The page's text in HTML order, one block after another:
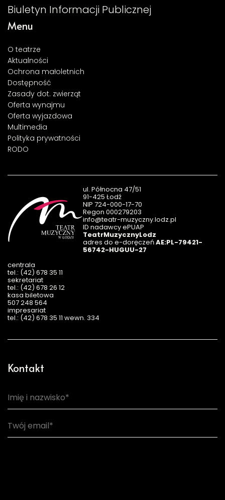
Biuletyn Informacji Publicznej
Menu
O teatrze
Aktualności
Ochrona małoletnich
Dostępność
Zasady dot. zwierząt
Oferta wynajmu
Oferta wyjazdowa
Multimedia
Polityka prywatności
RODO
ul. Północna 47/51
91-425 Łodź
NIP 724-000-17-70
Regon 000279203
info@teatr-muzyczny.lodz.pl
ID nadawcy ePUAP
TeatrMuzycznyLodz
adres do e-doręczeńAE:PL-79421-
56742-HUGUU-27
centrala
tel.: (42) 678 35 11
sekretariat
tel.: (42) 678 26 12
kasa biletowa
507 248 564
impresariat
tel.: (42) 678 35 11 wewn. 334
Kontakt